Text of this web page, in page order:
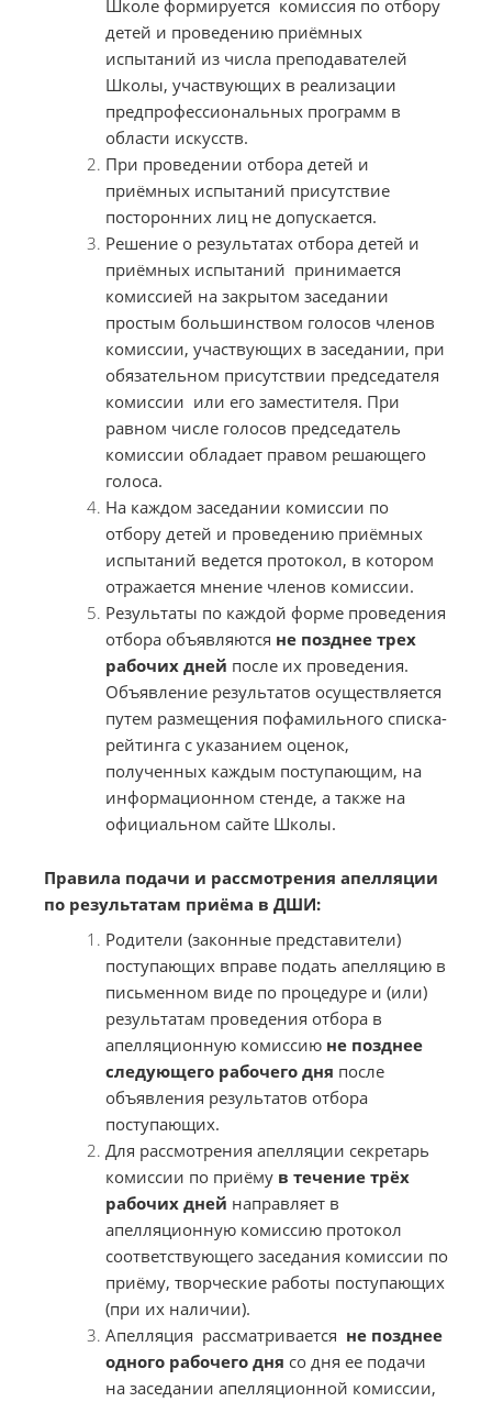
Школе формируется комиссия по отбору
детей и проведению приёмных
испытаний из числа преподавателей
Школы, участвующих в реализации
предпрофессиональных программ в
области искусств.
При проведении отбора детей и
приёмных испытаний присутствие
посторонних лиц не допускается.
Решение о результатах отбора детей и
приёмных испытаний принимается
комиссией на закрытом заседании
простым большинством голосов членов
комиссии, участвующих в заседании, при
обязательном присутствии председателя
комиссии или его заместителя. При
равном числе голосов председатель
комиссии обладает правом решающего
голоса.
На каждом заседании комиссии по
отбору детей и проведению приёмных
испытаний ведется протокол, в котором
отражается мнение членов комиссии.
Результаты по каждой форме проведения
отбора объявляются не позднее трех
рабочих дней после их проведения.
Объявление результатов осуществляется
путем размещения пофамильного списка-
рейтинга с указанием оценок,
полученных каждым поступающим, на
информационном стенде, а также на
официальном сайте Школы.
Правила подачи и рассмотрения апелляции
по результатам приёма в ДШИ:
Родители (законные представители)
поступающих вправе подать апелляцию в
письменном виде по процедуре и (или)
результатам проведения отбора в
апелляционную комиссию не позднее
следующего рабочего дня после
объявления результатов отбора
поступающих.
Для рассмотрения апелляции секретарь
комиссии по приёму в течение трёх
рабочих дней направляет в
апелляционную комиссию протокол
соответствующего заседания комиссии по
приёму, творческие работы поступающих
(при их наличии).
Апелляция рассматривается не позднее
одного рабочего дня со дня ее подачи
на заседании апелляционной комиссии,